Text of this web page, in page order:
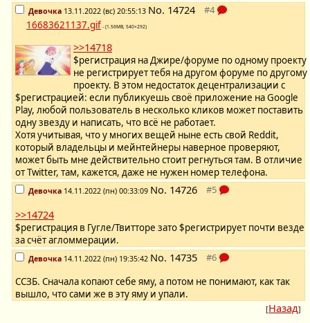
Девочка 13.11.2022 (вс) 20:55:13 No. 14724
16683621137.gif - (1.56MB, 540×292)
>>14718
$регистрация на Джире/форуме по одному проекту
не регистрирует тебя на другом форуме по другому
проекту. В этом недостаток децентрализации c
$регистрацией: если публикуешь своё приложение на Google
Play, любой пользователь в несколько кликов может поставить
одну звезду и написать, что всё не работает.
Хотя учитывая, что у многих вещей ныне есть свой Reddit,
который владельцы и мейнтейнеры наверное проверяют,
может быть мне действительно стоит регнуться там. В отличие
от Twitter, там, кажется, даже не нужен номер телефона.
Девочка 14.11.2022 (пн) 00:33:09 No. 14726
>>14724
$регистрация в Гугле/Твитторе зато $регистрирует почти везде
за счёт агломмерации.
Девочка 14.11.2022 (пн) 19:35:42 No. 14735
ССЗБ. Сначала копают себе яму, а потом не понимают, как так
вышло, что сами же в эту яму и упали.
[Назад]